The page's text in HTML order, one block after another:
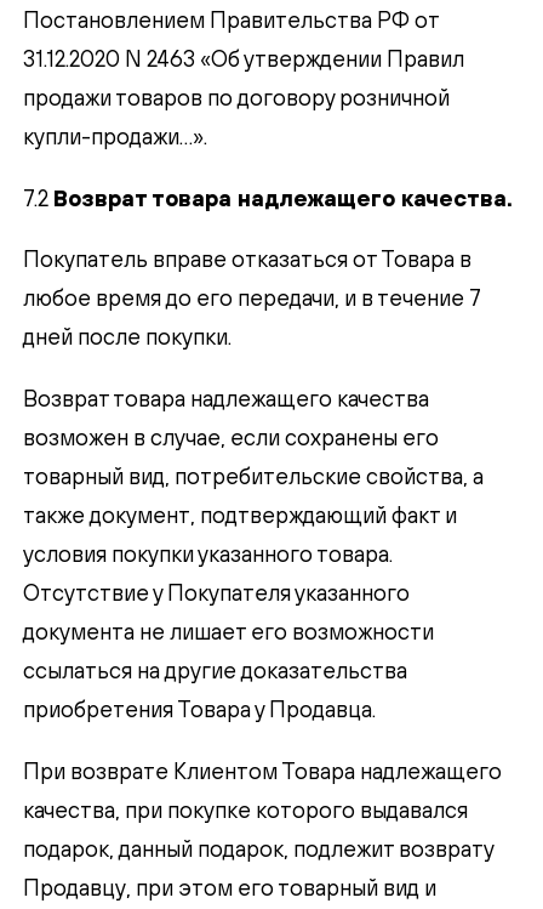
Постановлением Правительства РФ от
31.12.2020 N 2463 «Об утверждении Правил
продажи товаров по договору розничной
купли-продажи…».
7.2 Возврат товара надлежащего качества.
Покупатель вправе отказаться от Товара в
любое время до его передачи, и в течение 7
дней после покупки.
Возврат товара надлежащего качества
возможен в случае, если сохранены его
товарный вид, потребительские свойства, а
также документ, подтверждающий факт и
условия покупки указанного товара.
Отсутствие у Покупателя указанного
документа не лишает его возможности
ссылаться на другие доказательства
приобретения Товара у Продавца.
При возврате Клиентом Товара надлежащего
качества, при покупке которого выдавался
подарок, данный подарок, подлежит возврату
Продавцу, при этом его товарный вид и